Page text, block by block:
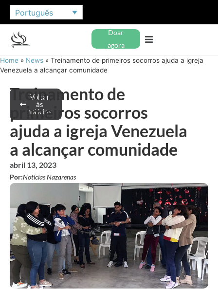
Português
Doar
agora
Home » News » Treinamento de primeiros socorros ajuda a igreja
Venezuela a alcançar comunidade
Voltar
às
notícias
Treinamento de
primeiros socorros
ajuda a igreja Venezuela
a alcançar comunidade
abril 13, 2023
Por:Notícias Nazarenas